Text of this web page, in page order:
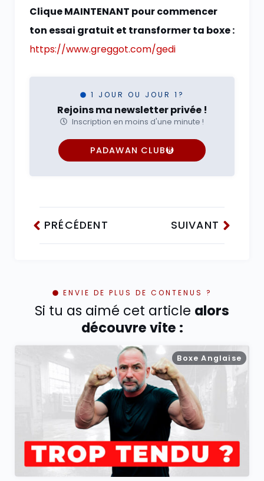
Clique MAINTENANT pour commencer
ton essai gratuit et transformer ta boxe :
https://www.greggot.com/gedi
1 JOUR OU JOUR 1?
Rejoins ma newsletter privée !
Inscription en moins d'une minute !
PADAWAN CLUB
PRÉCÉDENT SUIVANT
ENVIE DE PLUS DE CONTENUS ?
Si tu as aimé cet article alors
découvre vite :
Boxe Anglaise